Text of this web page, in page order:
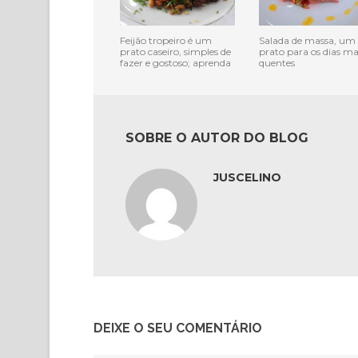
Feijão tropeiro é um
prato caseiro, simples de
fazer e gostoso; aprenda
Salada de massa, um
prato para os dias
quentes
SOBRE O AUTOR DO BLOG
JUSCELINO
DEIXE O SEU COMENTÁRIO